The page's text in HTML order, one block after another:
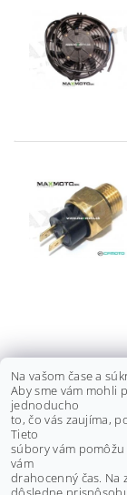
Na vašom čase a
Aby sme vám mohli
jednoducho
to, čo vás zaujíma,
Tieto
súbory vám
vám
drahocenný čas. Na